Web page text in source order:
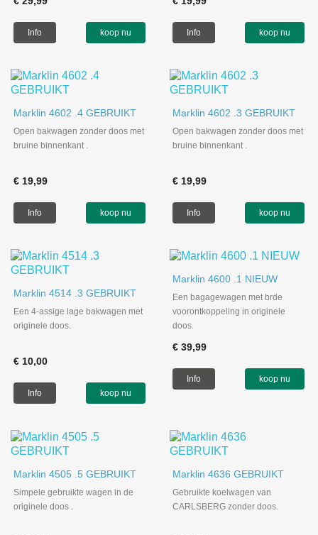
Info koop nu Info koop nu
Marklin 4602 .4 GEBRUIKT
Open bakwagen zonder doos met
bruine binnenkant .
€ 19,99
Info koop nu
Marklin 4602 .3 GEBRUIKT
Open bakwagen zonder doos met
bruine binnenkant .
€ 19,99
Info koop nu
Marklin 4514 .3 GEBRUIKT
Een 4-assige lage bakwagen met
originele doos.
€ 10,00
Info koop nu
Marklin 4600 .1 NIEUW
Een bagagewagen met brde
voorontkoppeling in originele
doos.
€ 39,99
Info koop nu
Marklin 4505 .5 GEBRUIKT
Simpele gebruikte wagen in de
originele doos .
Marklin 4636 GEBRUIKT
Gebruikte koelwagen van
CARLSBERG zonder doos.